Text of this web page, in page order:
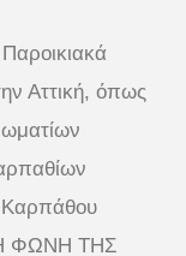
Αττική, όπως
Καρπάθου
ΦΩΝΗ ΤΗΣ